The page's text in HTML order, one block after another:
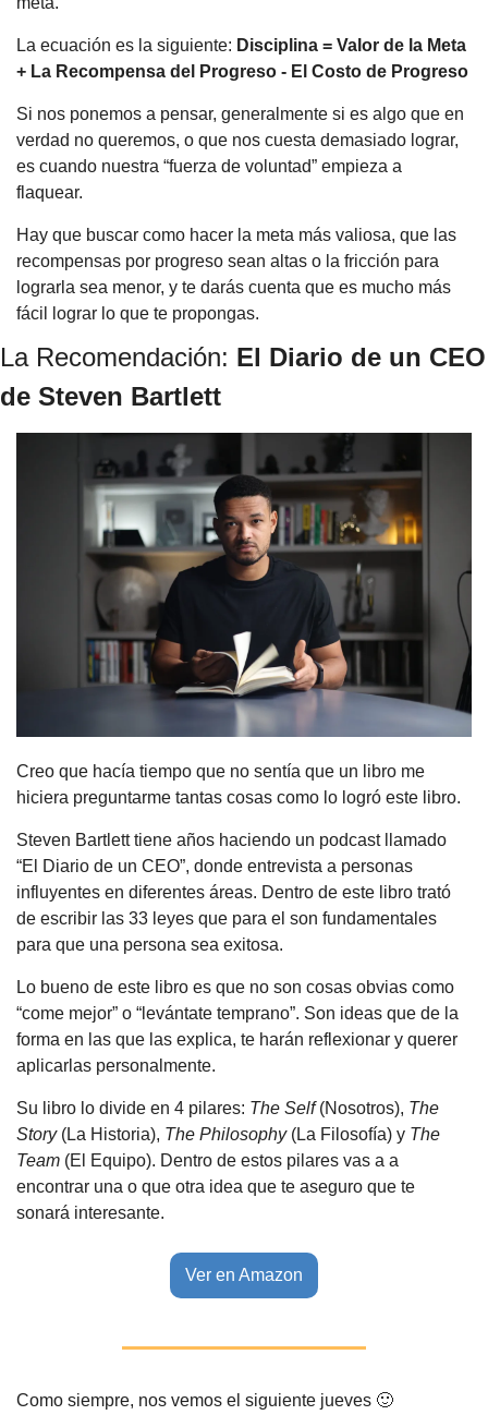
La ecuación es la siguiente: Disciplina = Valor de la Meta
+ La Recompensa del Progreso - El Costo de Progreso
Si nos ponemos a pensar, generalmente si es algo que en
verdad no queremos, o que nos cuesta demasiado lograr,
es cuando nuestra “fuerza de voluntad” empieza a
flaquear.
Hay que buscar como hacer la meta más valiosa, que las
recompensas por progreso sean altas o la fricción para
lograrla sea menor, y te darás cuenta que es mucho más
fácil lograr lo que te propongas.
La Recomendación: El Diario de un CEO
de Steven Bartlett
Creo que hacía tiempo que no sentía que un libro me
hiciera preguntarme tantas cosas como lo logró este libro.
Steven Bartlett tiene años haciendo un podcast llamado
“El Diario de un CEO”, donde entrevista a personas
influyentes en diferentes áreas. Dentro de este libro trató
de escribir las 33 leyes que para el son fundamentales
para que una persona sea exitosa.
Lo bueno de este libro es que no son cosas obvias como
“come mejor” o “levántate temprano”. Son ideas que de la
forma en las que las explica, te harán reflexionar y querer
aplicarlas personalmente.
Su libro lo divide en 4 pilares: The Self (Nosotros), The
Story (La Historia), The Philosophy (La Filosofía) y The
Team (El Equipo). Dentro de estos pilares vas a a
encontrar una o que otra idea que te aseguro que te
sonará interesante.
Ver en Amazon
Como siempre, nos vemos el siguiente jueves 🙂